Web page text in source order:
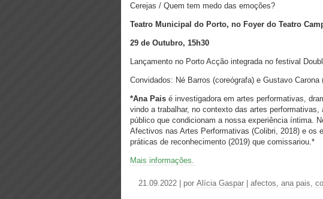
Cerejas / Quem tem medo das emoções?
Teatro Municipal do Porto, no Foyer do Teatro
29 de Outubro, 15h30
Lançamento no Porto Acção integrada no festival
Convidados: Né Barros (coreógrafa) e Gustavo Carona
*Ana Pais é investigadora em artes performativas,
vindo a trabalhar, no contexto das artes
público que condicionam a nossa experiência íntima.
Afectivos nas Artes Performativas (Colibri, 2018) e os
práticas de reconhecimento (2019) que comissariou.*
Mais informações.
21.09.2022 | por Alícia Gaspar afectos, ana pais,